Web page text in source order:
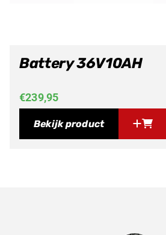
Battery 36V10AH
€239,95
Bekijk product